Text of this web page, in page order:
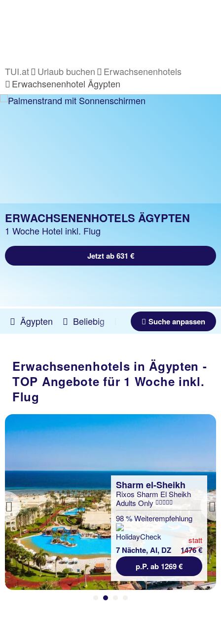
TUI.at Urlaub buchen
Erwachsenenhotels
Erwachsenenhotel Ägypten
ERWACHSENENHOTELS ÄGYPTEN
1 Woche Hotel inkl. Flug
Jetzt ab 631 €
Ägypten Beliebig 10.08.2026 -12.09.2026
Suche anpassen
Erwachsenenhotels in Ägypten -
TOP Angebote für 1 Woche inkl.
Flug
Previous
Sharm el-Sheikh
Rixos Sharm El Sheikh
Adults Only
98 % Weiterempfehlung
7 Nächte, AI, DZ
statt
1476 €
p.P. ab 1269 €